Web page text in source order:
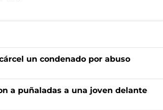
un condenado por abuso
a puñaladas a una joven delante